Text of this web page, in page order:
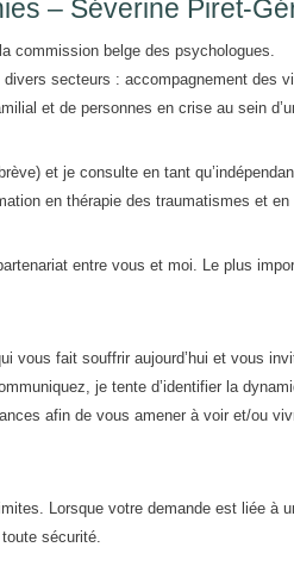
– Séverine Piret-
commission belge des psychologues.
secteurs : accompagnement des
et de personnes en crise au sein
et je consulte en tant
en thérapie des traumatismes et
entre vous et moi. Le plus
vous fait souffrir aujourd’hui et vous
je tente d’identifier la
afin de vous amener à voir et/ou
Lorsque votre demande est liée à
sécurité.